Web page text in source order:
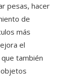
pesas, hacer
de
más
el
también